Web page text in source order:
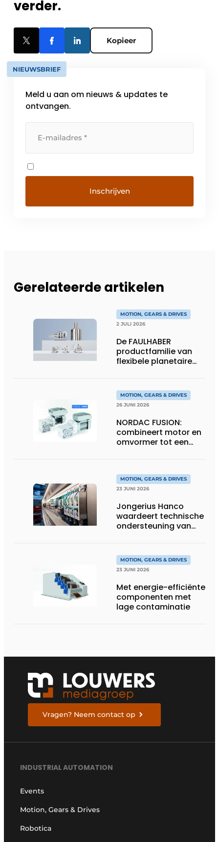
verder.
Kopieer
NIEUWSBRIEF
Meld u aan om nieuws & updates te
ontvangen.
Gerelateerde artikelen
MOTION, GEARS & DRIVES
2 JULI 2026
De FAULHABER
productfamilie van
flexibele planetaire
MOTION, GEARS & DRIVES
26 JUNI 2026
NORDAC FUSION:
combineert motor en
omvormer tot een
eenheid
MOTION, GEARS & DRIVES
23 JUNI 2026
Jongerius Hanco
waardeert technische
ondersteuning van
MOTION, GEARS & DRIVES
23 JUNI 2026
Met energie-efficiënte
componenten met
lage contaminatie
Vragen? Neem contact op
INDUSTRIAL AUTOMATION
Events
Motion, Gears & Drives
Robotica